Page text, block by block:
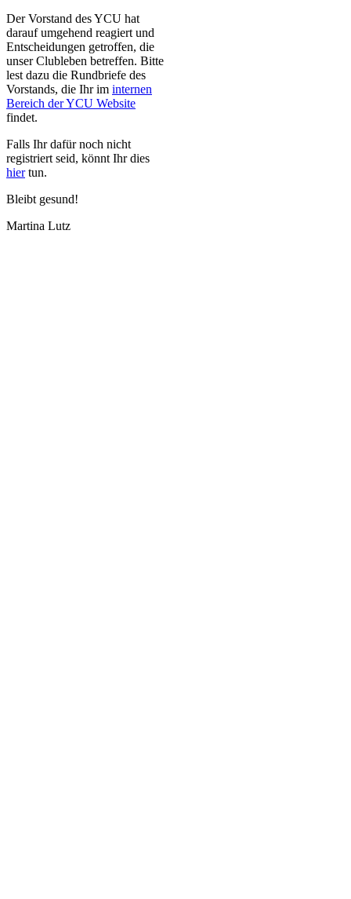
Der Vorstand des YCU hat
darauf umgehend reagiert und
Entscheidungen getroffen, die
unser Clubleben betreffen. Bitte
lest dazu die Rundbriefe des
Vorstands, die Ihr im internen
Bereich der YCU Website
findet.
Falls Ihr dafür noch nicht
registriert seid, könnt Ihr dies
hiertun.
Bleibt gesund!
Martina Lutz